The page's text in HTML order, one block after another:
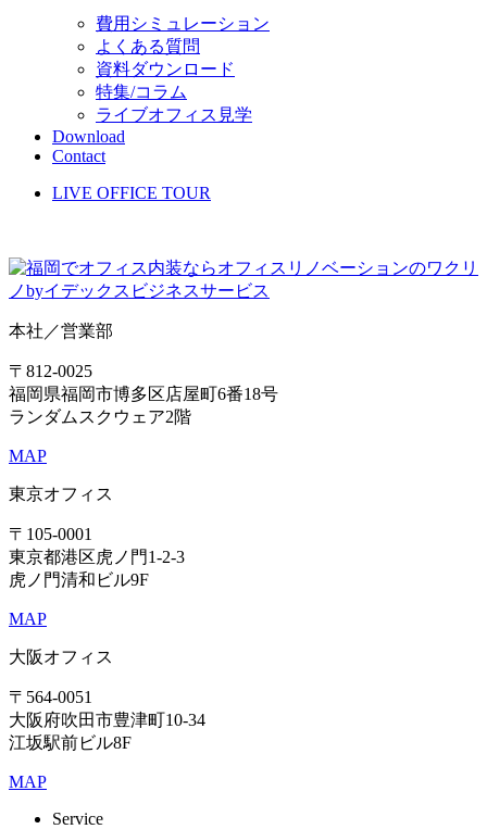
費用シミュレーション
よくある質問
資料ダウンロード
特集/コラム
ライブオフィス見学
Download
Contact
LIVE OFFICE TOUR
本社／営業部
〒812-0025
福岡県福岡市博多区店屋町6番18号
ランダムスクウェア2階
MAP
東京オフィス
〒105-0001
東京都港区虎ノ門1-2-3
虎ノ門清和ビル9F
MAP
大阪オフィス
〒564-0051
大阪府吹田市豊津町10-34
江坂駅前ビル8F
MAP
Service